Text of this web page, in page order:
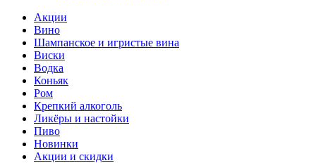
Акции
Вино
Шампанское и игристые вина
Виски
Водка
Коньяк
Ром
Крепкий алкоголь
Ликёры и настойки
Пиво
Новинки
Акции и скидки